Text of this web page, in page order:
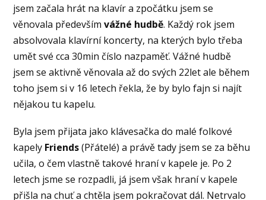
jsem začala hrát na klavír a zpočátku jsem se
věnovala předevšímvážné hudbě. Každý rok jsem
absolvovala klavírní koncerty, na kterých bylo třeba
umět své cca 30min číslo nazpaměť. Vážné hudbě
jsem se aktivně věnovala až do svých 22let ale během
toho jsem si v 16 letech řekla, že by bylo fajn si najít
nějakou tu kapelu.
Byla jsem přijata jako klávesačka do malé folkové
kapely Friends(Přátelé) a právě tady jsem se za běhu
učila, o čem vlastně takové hraní v kapele je. Po 2
letech jsme se rozpadli, já jsem však hraní v kapele
přišla na chuť a chtěla jsem pokračovat dál. Netrvalo